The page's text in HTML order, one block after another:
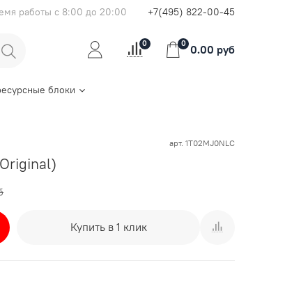
работы с 8:00 до 20:00 +7(495) 822-00-45
0 0 0.00 руб
блоки
арт. 1T02MJ0NLC
Купить в 1 клик